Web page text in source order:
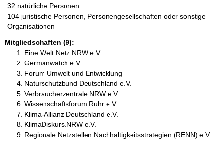
32 natürliche Personen
104 juristische Personen, Personengesellschaften oder sonstige
Organisationen
Mitgliedschaften (9):
Eine Welt Netz NRW e.V.
Germanwatch e.V.
Forum Umwelt und Entwicklung
Naturschutzbund Deutschland e.V.
Verbraucherzentrale NRW e.V.
Wissenschaftsforum Ruhr e.V.
Klima-Allianz Deutschland e.V.
KlimaDiskurs.NRW e.V.
Regionale Netzstellen Nachhaltigkeitsstrategien (RENN) e.V.